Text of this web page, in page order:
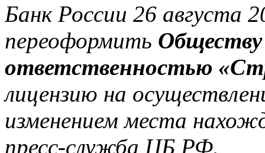
Банк России 26 августа
переоформить Обществу
ответственностью
лицензию на
изменением места
пресс-служба ЦБ РФ.